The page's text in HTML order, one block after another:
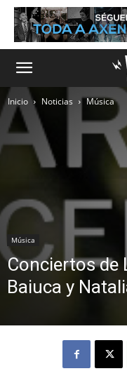
Inicio Noticias Música
Música
Conciertos de
Baiuca y